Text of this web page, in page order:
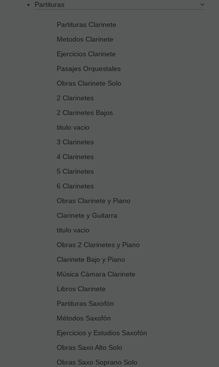
Partituras
Partituras Clarinete
Metodos Clarinete
Ejercicios Clarinete
Pasajes Orquestales
Obras Clarinete Solo
2 Clarinetes
2 Clarinetes Bajos
titulo vacio
3 Clarinetes
4 Clarinetes
5 Clarinetes
6 Clarinetes
Obras Clarinete y Piano
Clarinete y Guitarra
titulo vacio
Obras 2 Clarinetes y Piano
Clarinete Bajo y Piano
Música Cámara Clarinete
Libros Clarinete
Partituras Saxofón
Métodos Saxofón
Ejercicios y Estudios Saxofón
Obras Saxo Alto Solo
Obras Saxo Soprano Solo